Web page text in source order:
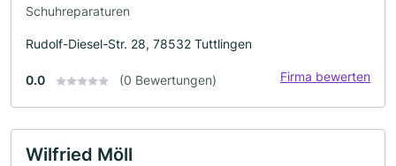
Schuhreparaturen
Rudolf-Diesel-Str. 28, 78532 Tuttlingen
0.0 (0 Bewertungen) Firma bewerten
Wilfried Möll